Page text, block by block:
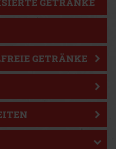
GETRÄNKE
GETRÄNKE